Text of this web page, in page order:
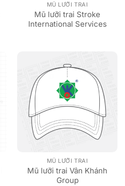
MŨ LƯỠI TRAI
Mũ lưỡi trai Stroke
International Services
MŨ LƯỠI TRAI
Mũ lưỡi trai Vân Khánh
Group